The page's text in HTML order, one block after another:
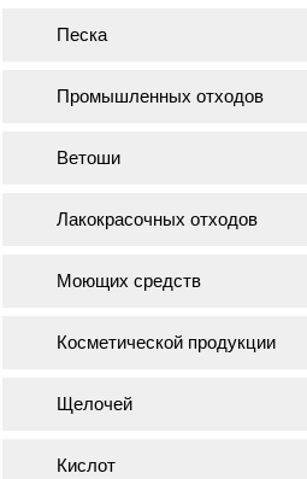
Песка
Промышленных отходов
Ветоши
Лакокрасочных отходов
Моющих средств
Косметической продукции
Щелочей
Кислот